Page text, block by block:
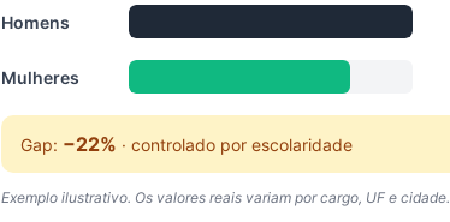
Homens
Mulheres
Gap: −22% · controlado por escolaridade
Exemplo ilustrativo. Os valores reais variam por cargo, UF e cidade.